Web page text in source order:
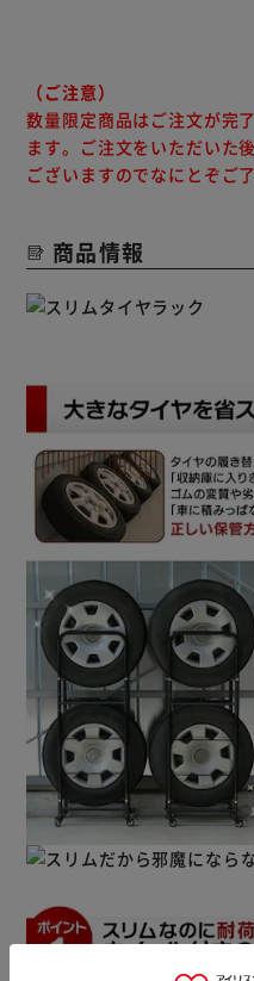
（ご注意）
数量限定商品はご注文が完
ます。ご注文をいただいた
ございますのでなにとぞご
商品情報